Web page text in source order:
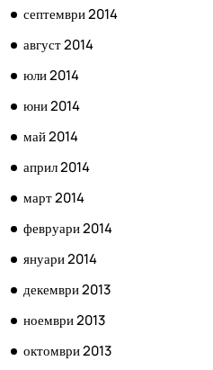
септември 2014
август 2014
юли 2014
юни 2014
май 2014
април 2014
март 2014
февруари 2014
януари 2014
декември 2013
ноември 2013
октомври 2013